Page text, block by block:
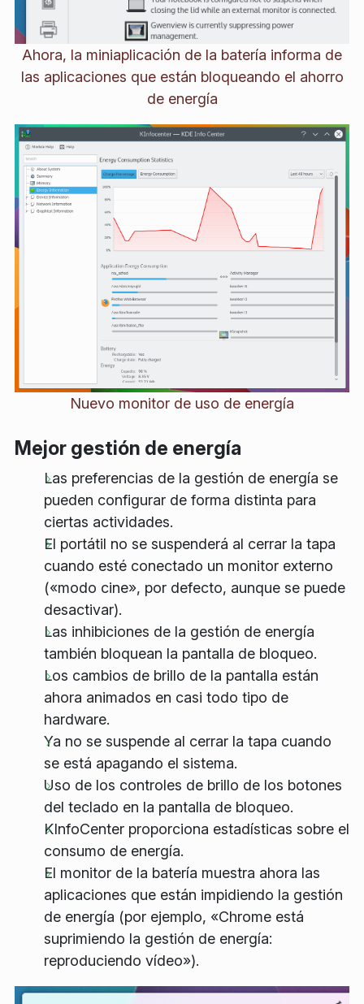
Ahora, la miniaplicación de la batería informa de
las aplicaciones que están bloqueando el ahorro
de energía
Nuevo monitor de uso de energía
Mejor gestión de energía
Las preferencias de la gestión de energía se
pueden configurar de forma distinta para
ciertas actividades.
El portátil no se suspenderá al cerrar la tapa
cuando esté conectado un monitor externo
(«modo cine», por defecto, aunque se puede
desactivar).
Las inhibiciones de la gestión de energía
también bloquean la pantalla de bloqueo.
Los cambios de brillo de la pantalla están
ahora animados en casi todo tipo de
hardware.
Ya no se suspende al cerrar la tapa cuando
se está apagando el sistema.
Uso de los controles de brillo de los botones
del teclado en la pantalla de bloqueo.
KInfoCenter proporciona estadísticas sobre el
consumo de energía.
El monitor de la batería muestra ahora las
aplicaciones que están impidiendo la gestión
de energía (por ejemplo, «Chrome está
suprimiendo la gestión de energía:
reproduciendo vídeo»).